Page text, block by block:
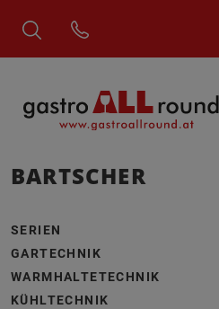
BARTSCHER
SERIEN
GARTECHNIK
WARMHALTETECHNIK
KÜHLTECHNIK